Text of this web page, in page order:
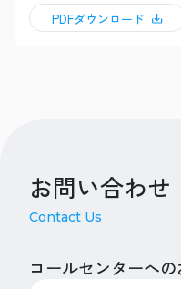
PDFダウンロード
お問い合わせ
Contact Us
コールセンターへ